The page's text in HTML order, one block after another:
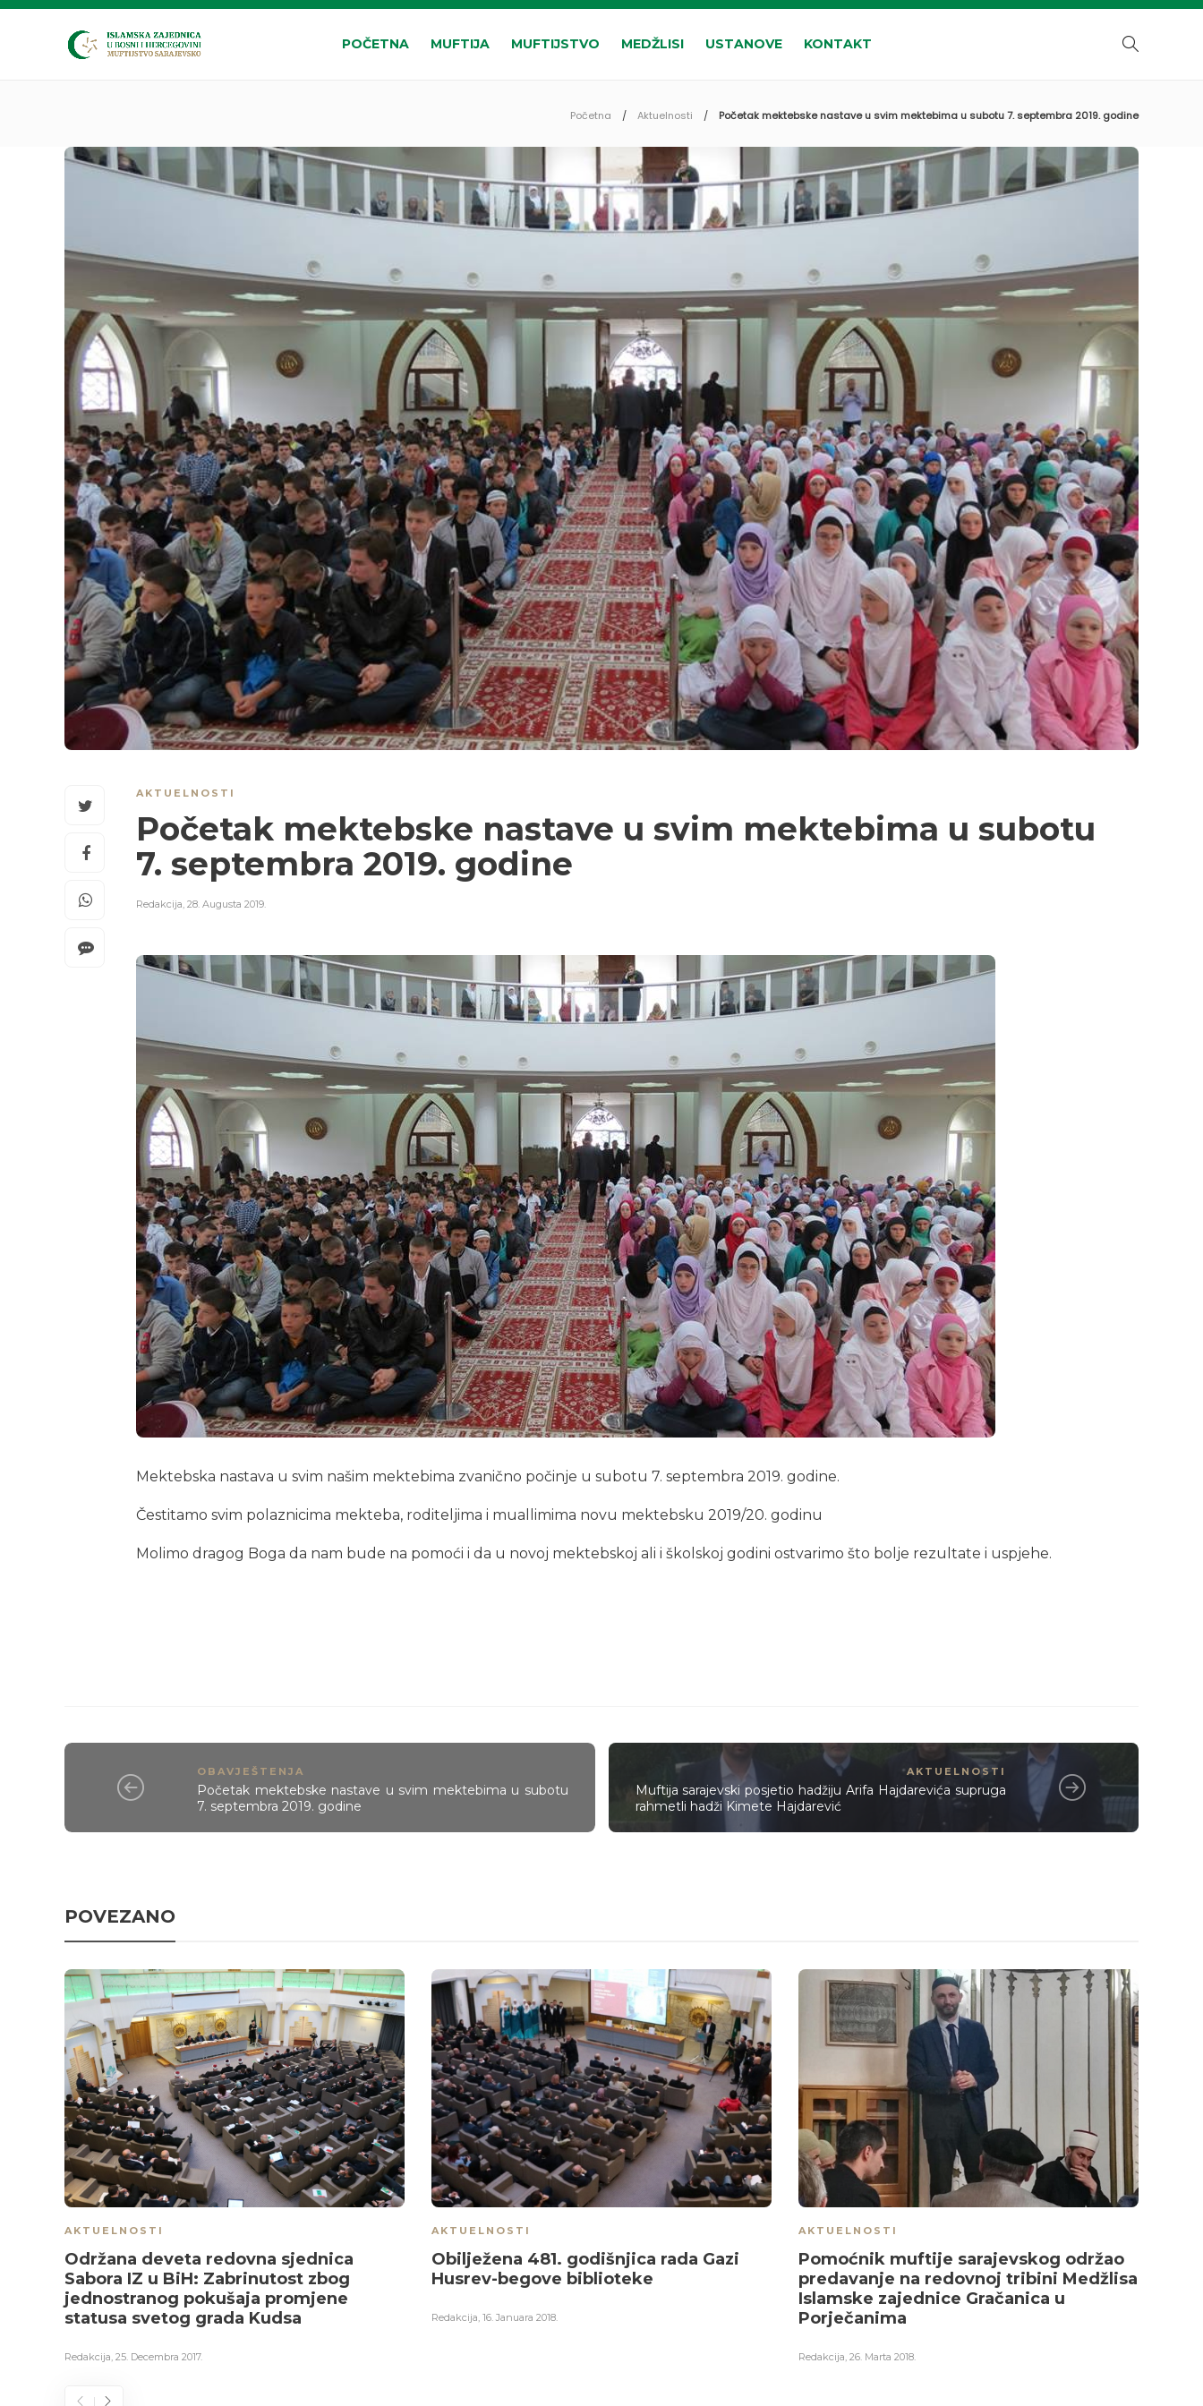
POČETNA MUFTIJA MUFTIJSTVO MEDŽLISI USTANOVE KONTAKT
Početna Aktuelnosti Početak mektebske nastave u svim mektebima u subotu 7. septembra 2019. godine
AKTUELNOSTI
Početak mektebske nastave u svim mektebima u subotu
7. septembra 2019. godine
Redakcija 28. Augusta 2019.
Mektebska nastava u svim našim mektebima zvanično počinje u subotu 7. septembra 2019. godine.
Čestitamo svim polaznicima mekteba, roditeljima i muallimima novu mektebsku 2019/20. godinu
Molimo dragog Boga da nam bude na pomoći i da u novoj mektebskoj ali i školskoj godini ostvarimo što bolje rezultate i uspjehe.
OBAVJEŠTENJA
Početak mektebske nastave u svim mektebima u subotu
7. septembra 2019. godine
AKTUELNOSTI
Muftija sarajevski posjetio hadžiju Arifa Hajdarevića supruga
rahmetli hadži Kimete Hajdarević
POVEZANO
AKTUELNOSTI
Održana deveta redovna sjednica
Sabora IZ u BiH: Zabrinutost zbog
jednostranog pokušaja promjene
statusa svetog grada Kudsa
Redakcija 25. Decembra 2017.
AKTUELNOSTI
Obilježena 481. godišnjica rada Gazi
Husrev-begove biblioteke
Redakcija 16. Januara 2018.
AKTUELNOSTI
Pomoćnik muftije sarajevskog održao
predavanje na redovnoj tribini Medžlisa
Islamske zajednice Gračanica u
Porječanima
Redakcija 26. Marta 2018.